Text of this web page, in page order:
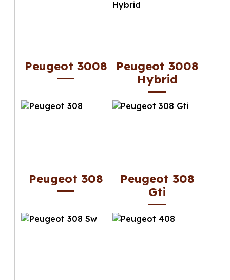
Peugeot 3008
Peugeot 3008
Hybrid
Peugeot 308
Peugeot 308
Gti